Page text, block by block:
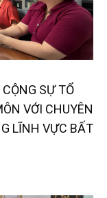
SỰ TỔ
VỚI CHUYÊN
LĨNH VỰC BẤT